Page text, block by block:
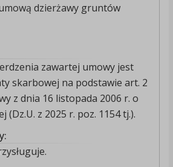
dzierżawy gruntów
zawartej umowy jest
skarbowej na podstawie art. 2
z dnia 16 listopada 2006 r. o
(Dz.U. z 2025 r. poz. 1154 tj.).